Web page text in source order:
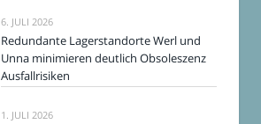
6. JULI 2026
Redundante Lagerstandorte Werl und
Unna minimieren deutlich Obsoleszenz
Ausfallrisiken
1. JULI 2026